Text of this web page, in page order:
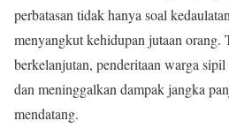
perbatasan tidak hanya soal
menyangkut kehidupan jutaan orang.
berkelanjutan, penderitaan warga
dan meninggalkan dampak jangka
mendatang.